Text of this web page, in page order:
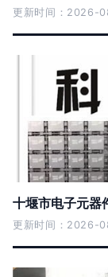
更新时间：2026-
十堰市电子元器
更新时间：2026-